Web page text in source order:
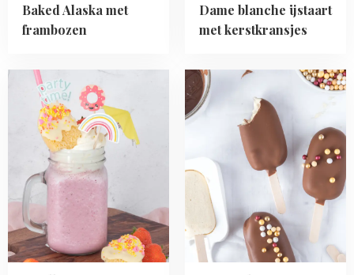
Baked Alaska met
frambozen
Dame blanche ijstaart
met kerstkransjes
Read
about
Aardbeien
freakshake
tips)
Read
more
about
Karamelijsjes
chocolade